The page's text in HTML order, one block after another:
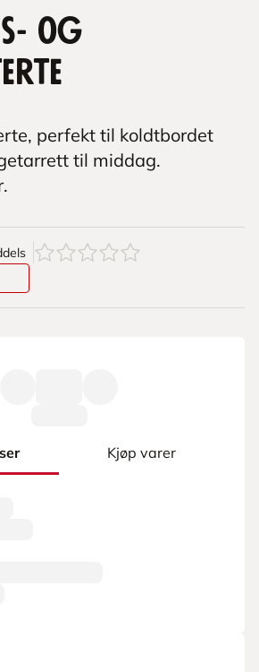
og
perfekt til koldtbordet
til middag.
0av5stjerner
Kjøp varer